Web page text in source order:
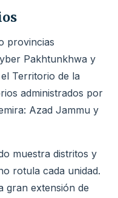
provincias
Pakhtunkhwa y
Territorio de la
administrados por
Azad Jammu y
muestra distritos y
rotula cada unidad.
gran extensión de